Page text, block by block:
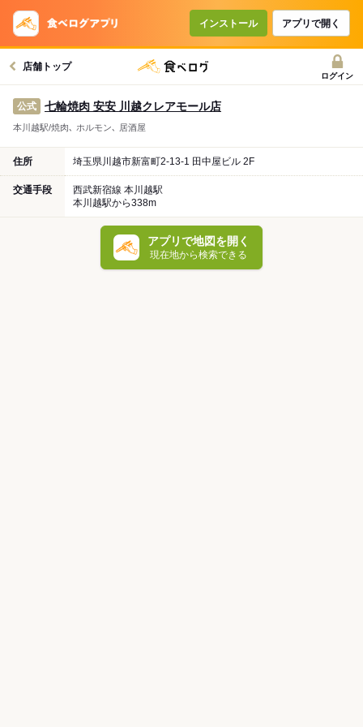
インストール アプリで開く
店舗トップ
ログイン
公式 七輪焼肉 安安 川越クレアモール店
本川越駅/焼肉､ ホルモン､ 居酒屋
住所 埼玉県川越市新富町2-13-1 田中屋ビル 2F
交通手段
西武新宿線 本川越駅
本川越駅から338m
アプリで地図を開く
現在地から検索できる